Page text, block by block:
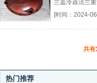
兰盖冷器法兰
兰盖』
[时间：2024-
共有
热门推荐